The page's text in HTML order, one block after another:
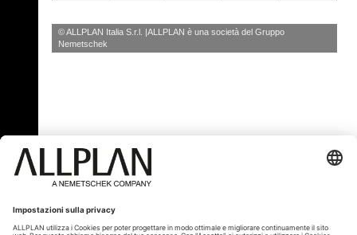
© ALLPLAN Italia S.r.l. ALLPLAN è una società del Gruppo
Nemetschek